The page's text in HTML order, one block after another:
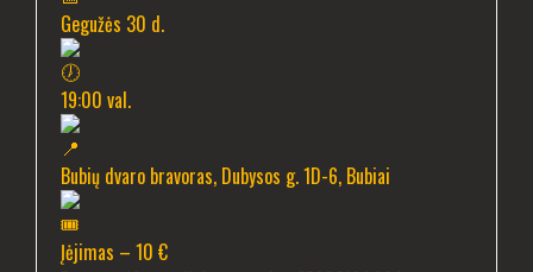
Gegužės 30 d.
19:00 val.
Bubių dvaro bravoras, Dubysos g. 1D-6, Bubiai
Įėjimas – 10 €